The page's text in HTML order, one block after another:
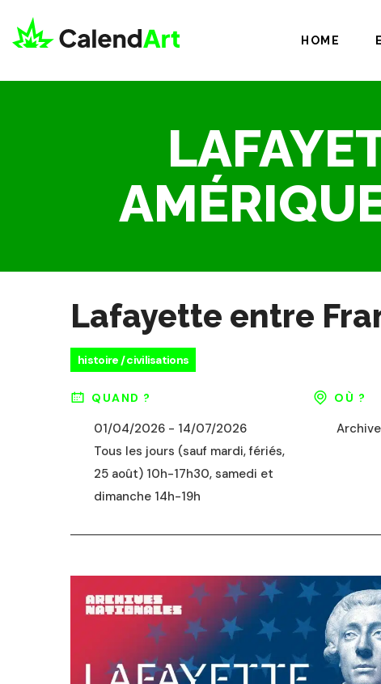
HOME
Lafayette entre
histoire / civilisations
QUAND ?
01/04/2026 - 14/07/2026
Tous les jours (sauf mardi, fériés,
25 août) 10h-17h30, samedi et
dimanche 14h-19h
OÙ ?